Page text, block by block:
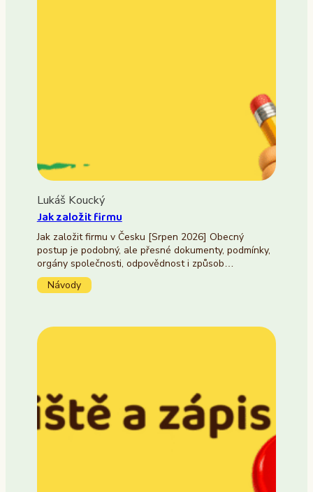
Lukáš Koucký
Jak založit firmu
Jak založit firmu v Česku [Srpen 2026] Obecný
postup je podobný, ale přesné dokumenty, podmínky,
orgány společnosti, odpovědnost i způsob…
Návody